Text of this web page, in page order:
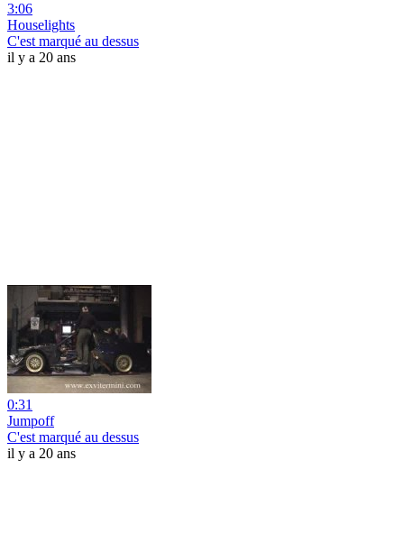
3:06
Houselights
C'est marqué au dessus
il y a 20 ans
0:31
Jumpoff
C'est marqué au dessus
il y a 20 ans